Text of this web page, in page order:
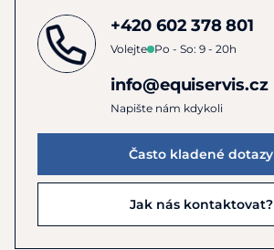
+420 602 378 801
Volejte Po - So: 9 - 20h
info@equiservis.cz
Napište nám kdykoli
Často kladené dotazy
Jak nás kontaktovat?